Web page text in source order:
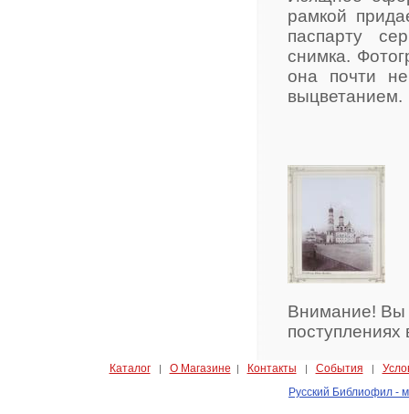
рамкой
паспарту
снимка.
она почти
выцветанием.
Внимание! Вы
Каталог| О Магазине | Контакты | События |
Русский Библиофил -